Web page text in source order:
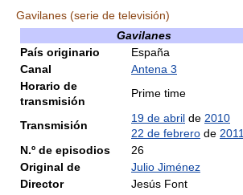
Gavilanes (serie de televisión)
Gavilanes
País originario
España
Canal
Antena 3
Horario de
transmisión
Prime time
Transmisión
19 de abril de 2010
22 de febrero de 2011
N.º de episodios
26
Original de
Julio Jiménez
Director
Jesús Font